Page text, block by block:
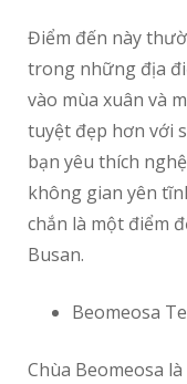
Điểm đến này
trong những địa
vào mùa xuân và
tuyệt đẹp hơn với
bạn yêu thích
không gian yên
chắn là một điểm
Busan.
Beomeosa
Chùa Beomeosa